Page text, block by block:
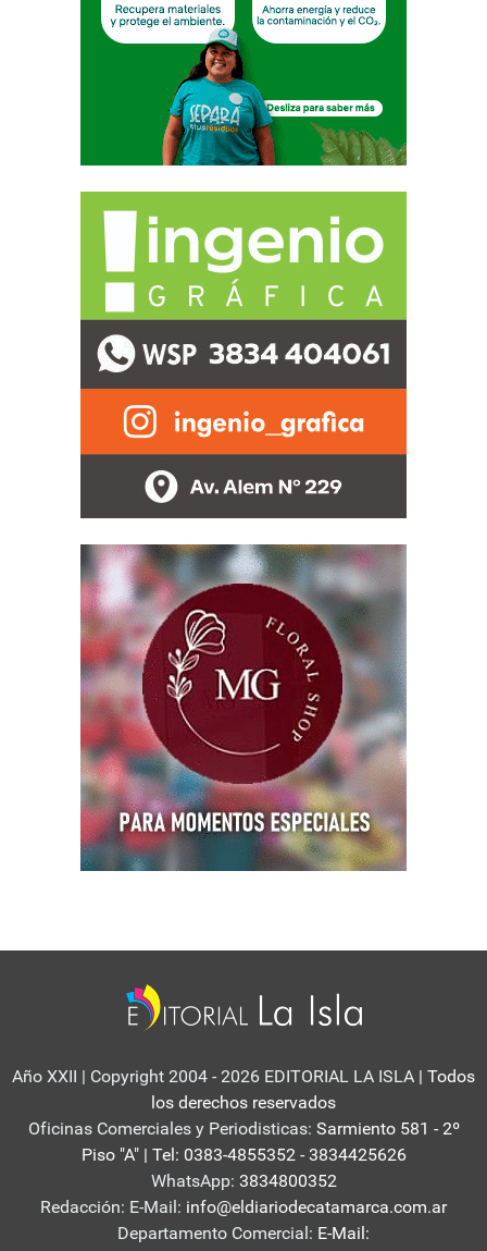
Año XXII | Copyright 2004 - 2026 EDITORIAL LA ISLA | Todos
los derechos reservados
Oficinas Comerciales y Periodisticas: Sarmiento 581 - 2º
Piso "A" | Tel: 0383-4855352 - 3834425626
WhatsApp: 3834800352
Redacción: E-Mail: info@eldiariodecatamarca.com.ar
Departamento Comercial: E-Mail: